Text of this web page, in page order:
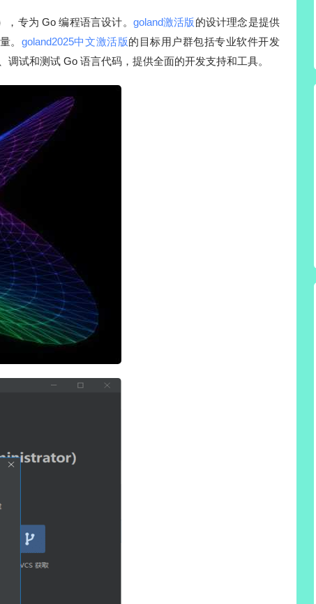
专为 Go 编程语言设计。 goland激活版的设计理念是提供
。 goland2025中文激活版的目标用户群包括专业软件开发
试和测试 Go 语言代码，提供全面的开发支持和工具。